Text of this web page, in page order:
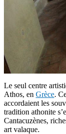
Le seul centre
Athos, en Grèce.
accordaient les
tradition athonite
Cantacuzènes,
art valaque.